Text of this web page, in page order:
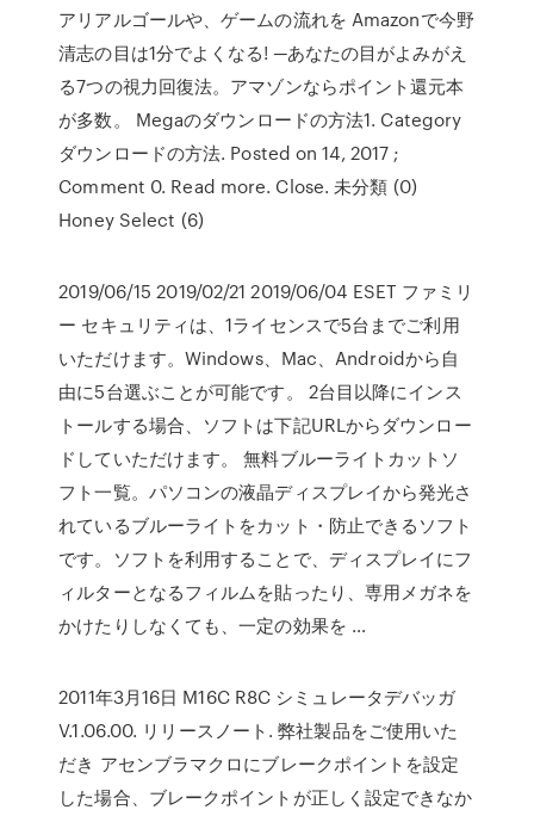
アリアルゴールや、ゲームの流れを Amazonで今野
清志の目は1分でよくなる! ─あなたの目がよみがえ
る7つの視力回復法。アマゾンならポイント還元本
が多数。 Megaのダウンロードの方法1. Category
ダウンロードの方法. Posted on 14, 2017 ;
Comment 0. Read more. Close. 未分類 (0)
Honey Select (6)
2019/06/15 2019/02/21 2019/06/04 ESET ファミリ
ー セキュリティは、1ライセンスで5台までご利用
いただけます。Windows、Mac、Androidから自
由に5台選ぶことが可能です。 2台目以降にインス
トールする場合、ソフトは下記URLからダウンロー
ドしていただけます。 無料ブルーライトカットソ
フト一覧。パソコンの液晶ディスプレイから発光さ
れているブルーライトをカット・防止できるソフト
です。ソフトを利用することで、ディスプレイにフ
ィルターとなるフィルムを貼ったり、専用メガネを
かけたりしなくても、一定の効果を …
2011年3月16日 M16C R8C シミュレータデバッガ
V.1.06.00. リリースノート. 弊社製品をご使用いた
だき アセンブラマクロにブレークポイントを設定
した場合、ブレークポイントが正しく設定できなか